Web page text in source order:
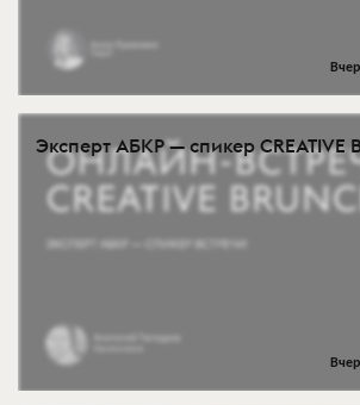
Эксперт АБКР — спикер CREATIVE